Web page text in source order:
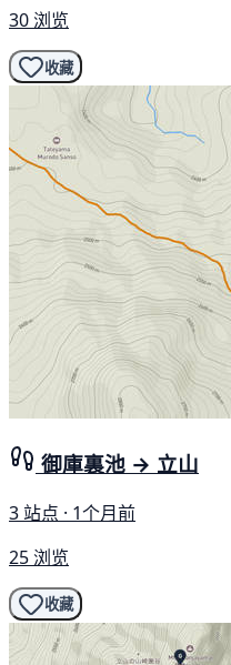
30 浏览
收藏
御庫裏池 → 立山
3 站点 · 1个月前
25 浏览
收藏